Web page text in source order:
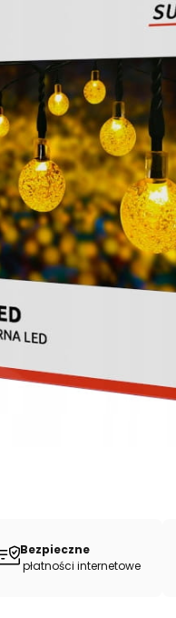
Bezpieczne
płatności internetowe